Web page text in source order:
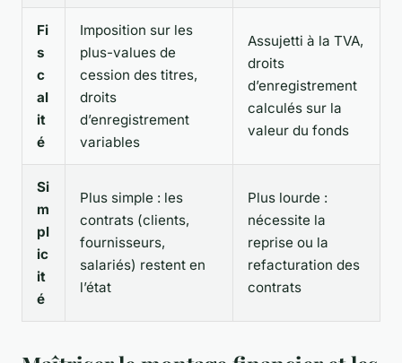
Fi
s
c
al
it
é
Imposition sur les
plus-values de
cession des titres,
droits
d’enregistrement
variables
Assujetti à la TVA,
droits
d’enregistrement
calculés sur la
valeur du fonds
Si
m
pl
ic
it
é
Plus simple : les
contrats (clients,
fournisseurs,
salariés) restent en
l’état
Plus lourde :
nécessite la
reprise ou la
refacturation des
contrats